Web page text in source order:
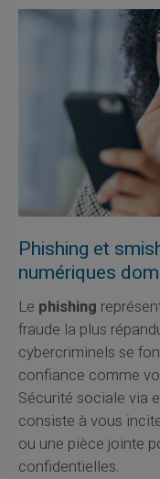
Phishing et
numériques
Le phishing
fraude la plus
cybercriminels se
confiance comme
Sécurité sociale via
consiste à vous
ou une pièce jointe
confidentielles.